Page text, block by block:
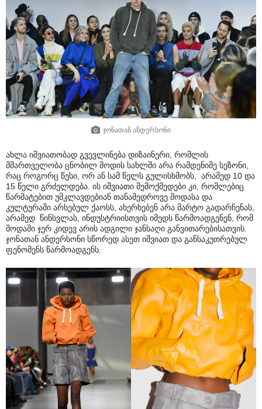
ჯონათან ანდერსონი
ახლა იშვიათობად გვევლინება დიზაინერი, რომლის
მმართველობა ცნობილ მოდის სახლში არა რამდენიმე სეზონი,
რაც როგორც წესი, ორ ან სამ წელს გულისხმობს, არამედ 10 და
15 წელი გრძელდება. ის იშვიათი შემოქმედები კი, რომლებიც
წარმატებით უმკლავდებიან თანამედროვე მოდასა და
კულტურაში არსებულ ქაოსს, ახერხებენ არა მარტო გადარჩენას,
არამედ წინსვლას, ინდუსტრიისთვის იმედს წარმოადგენენ, რომ
მოდაში ჯერ კიდევ არის ადგილი ჯანსაღი განვითარებისათვის.
ჯონათან ანდერსონი სწორედ ასეთ იშვიათ და განსაკუთრებულ
ფენომენს წარმოადგენს.